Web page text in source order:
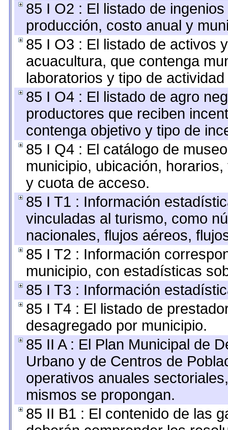
85 I O2 : El listado de
producción, costo anual y
85 I O3 : El listado de activos
acuacultura, que contenga
laboratorios y tipo de actividad
85 I O4 : El listado de agro
productores que reciben
contenga objetivo y tipo de
85 I Q4 : El catálogo de
municipio, ubicación,
y cuota de acceso.
85 I T1 : Información
vinculadas al turismo, como
nacionales, flujos aéreos,
85 I T2 : Información
municipio, con estadísticas
85 I T3 : Información
85 I T4 : El listado de
desagregado por municipio.
85 II A : El Plan Municipal de
Urbano y de Centros de
operativos anuales
mismos se propongan.
85 II B1 : El contenido de las